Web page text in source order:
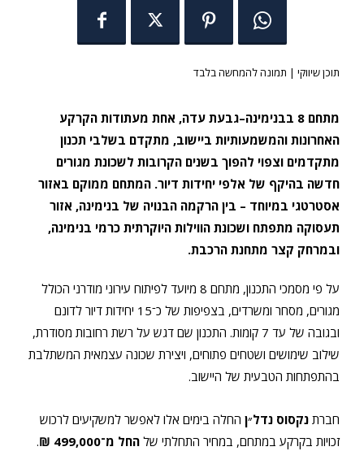
תוכן שיווקי | תמונה להמחשה בלבד
מתחם 8 בבנימינה–גבעת עדה, אחת מעתודות הקרקע
האחרונות והמשמעותיות ביישוב, מתקדם בשלבי תכנון
מתקדמים וצפוי להפוך בשנים הקרובות לשכונת מגורים
חדשה בהיקף של אלפי יחידות דיור. המתחם ממוקם באזור
אסטרטגי במיוחד – בין הרקמה הבנויה של בנימינה, אזור
תעסוקה מתפתח ושכונת הווילות היוקרתית כרמי בנימינה,
ובמרחק קצר מתחנת הרכבת.
על פי מסמכי התכנון, מתחם 8 מיועד לפיתוח עירוני מודרני הכולל
מגורים, מסחר ומשרדים, בצפיפות של כ־15 יחידות דיור לדונם
ובגובה של עד 7 קומות. התכנון שם דגש על רשת רחובות מסודרת,
שילוב שימושים ושטחים פתוחים, ויצירת שכונה עצמאית המשתלבת
בהתפתחות הטבעית של היישוב.
חברת נקסוס נדל״ן החלה בימים אלו לאפשר למשקיעים לרכוש
זכויות בקרקע במתחם, במחיר התחלתי של החל מ־499,000 ₪
.